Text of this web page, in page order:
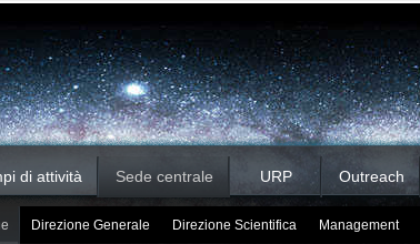
di attività Sede centrale URP Outreach
Direzione Generale Direzione Scientifica Management